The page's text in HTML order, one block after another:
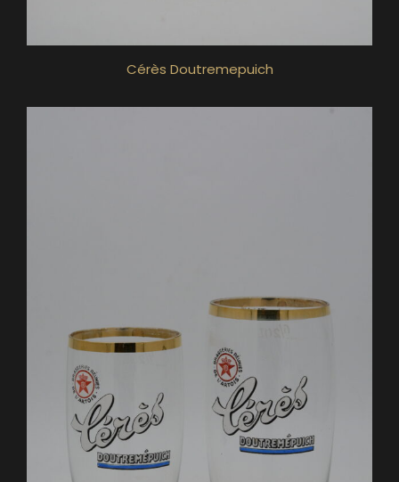
Cérès Doutremepuich